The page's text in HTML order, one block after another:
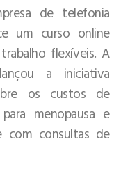
de telefonia
um curso online
flexíveis. A
a iniciativa
os custos de
menopausa e
com consultas de